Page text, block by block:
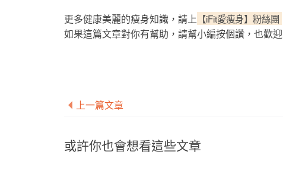
更多健康美麗的瘦身知識，請上 【iFit愛瘦身】粉絲團
如果這篇文章對你有幫助，請幫小編按個讚，也歡
上一篇文章
或許你也會想看這些文章